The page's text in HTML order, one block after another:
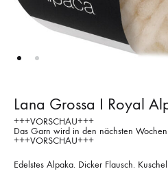
Lana Grossa I Royal
+++VORSCHAU+++
Das Garn wird in den nächsten
+++VORSCHAU+++
Edelstes Alpaka. Dicker Flausch.